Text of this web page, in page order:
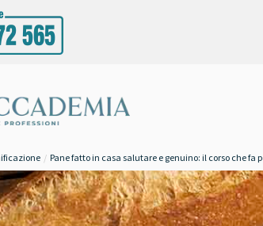
Pane fatto in casa salutare e genuino: il corso che fa